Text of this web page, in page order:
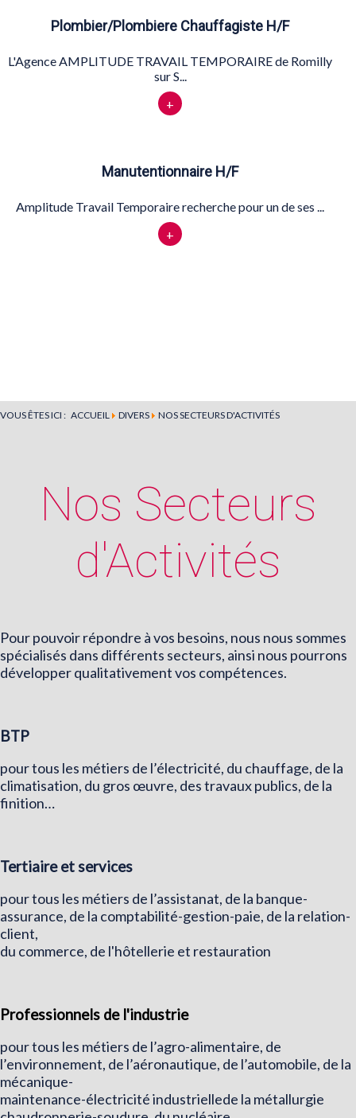
Plombier/Plombiere Chauffagiste H/F
L'Agence AMPLITUDE TRAVAIL TEMPORAIRE de Romilly
sur S...
+
Manutentionnaire H/F
Amplitude Travail Temporaire recherche pour un de ses ...
+
avant un
VOUS ÊTES ICI : ACCUEIL DIVERS NOS SECTEURS D'ACTIVITÉS
Nos Secteurs
d'Activités
Pour pouvoir répondre à vos besoins, nous nous sommes
spécialisés dans différents secteurs, ainsi nous pourrons
développer qualitativement vos compétences.
BTP
pour tous les métiers de l’électricité, du chauffage, de la
climatisation, du gros œuvre, des travaux publics, de la
finition…
Tertiaire et services
pour tous les métiers de l’assistanat, de la banque-
assurance, de la comptabilité-gestion-paie, de la relation-
client,
du commerce, de l'hôtellerie et restauration
Professionnels de l'industrie
pour tous les métiers de l’agro-alimentaire, de
l’environnement, de l’aéronautique, de l’automobile, de la
mécanique-
maintenance-électricité industriellede la métallurgie